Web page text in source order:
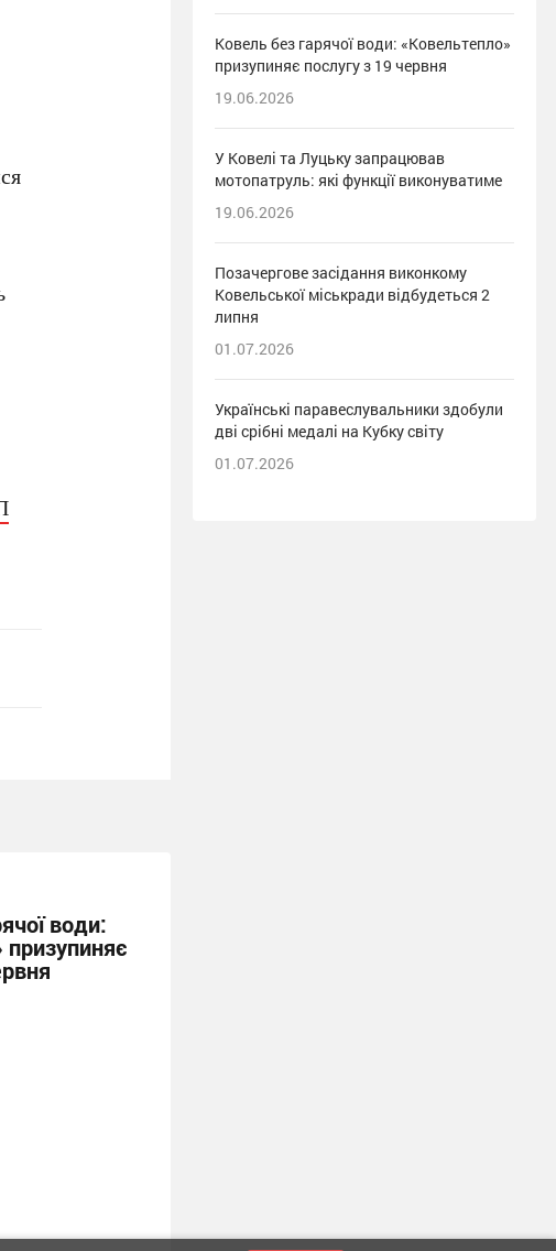
води:
призупиняє
Ковель без гарячої води: «Ковельтепло»
призупиняє послугу з 19 червня
19.06.2026
У Ковелі та Луцьку запрацював
мотопатруль: які функції виконуватиме
19.06.2026
Позачергове засідання виконкому
Ковельської міськради відбудеться 2
липня
01.07.2026
Українські паравеслувальники здобули
дві срібні медалі на Кубку світу
01.07.2026